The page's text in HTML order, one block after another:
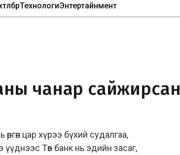
ТехнологиЭнтертайнмент
чанар сайжирсан
цар хүрээ бүхий судалгаа,
Төв банк нь эдийн засаг,